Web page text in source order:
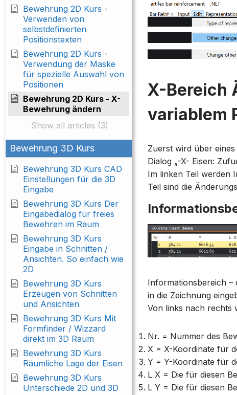
Bewehrung 2D Kurs -
Verwenden von
selbstdefinierten
Positionstexten
Bewehrung 2D Kurs -
Verwendung der Maske
für spezielle Auswahl von
Positionen
Bewehrung 2D Kurs - X-
Bewehrung ändern
Show all articles (3)
Bewehrung 3D Kurs
Bewehrung 3D Kurs CAD
Einstellungen für die 3D
Eingabe
Bewehrung 3D Kurs Der
Eingabedialog für freies
Bewehren im Raum
Bewehrung 3D Kurs
Eingabe in Schnitten /
Ansichten. So einfach wie
2D
Bewehrung 3D Kurs
Erzeugen von Schnitten
und Ansichten
Bewehrung 3D Kurs Mit
Formfinder / Wizzard
direkt im 3D Raum
Bewehrung 3D Kurs
Räumliche Lage der Eisen
Bewehrung 3D Kurs
Unterschiede 2D und 3D
X-Bereich
variablem
Zuerst wird über
Dialog „-X- Eisen:
Im linken Teil werden
Teil sind die
Informationsbereich –
in die Zeichnung
Von links nach rechts
Nr. = Nummer des
X = X-Koordinate für
Y = Y-Koordinate für
L X = Die für diesen
L Y = Die für diesen